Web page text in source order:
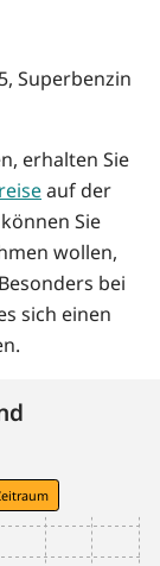
Superbenzin
erhalten Sie
auf der
Sie
wollen,
bei
sich einen